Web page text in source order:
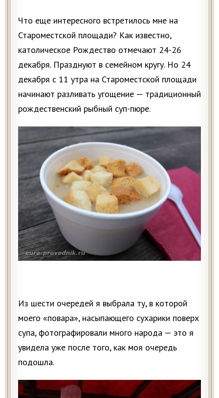
Что еще интересного встретилось мне на
Староместской площади? Как известно,
католическое Рождество отмечают 24-26
декабря. Празднуют в семейном кругу. Но 24
декабря с 11 утра на Староместской площади
начинают разливать угощение — традиционный
рождественский рыбный суп-пюре.
Из шести очередей я выбрала ту, в которой
моего «повара», насыпающего сухарики поверх
супа, фотографировали много народа — это я
увидела уже после того, как моя очередь
подошла.